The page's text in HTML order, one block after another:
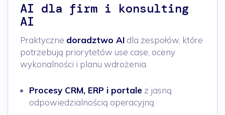
AI dla firm i konsulting
AI
Praktyczne doradztwo AI dla zespołów, które
potrzebują priorytetów use case, oceny
wykonalności i planu wdrożenia.
Procesy CRM, ERP i portale z jasną
odpowiedzialnością operacyjną